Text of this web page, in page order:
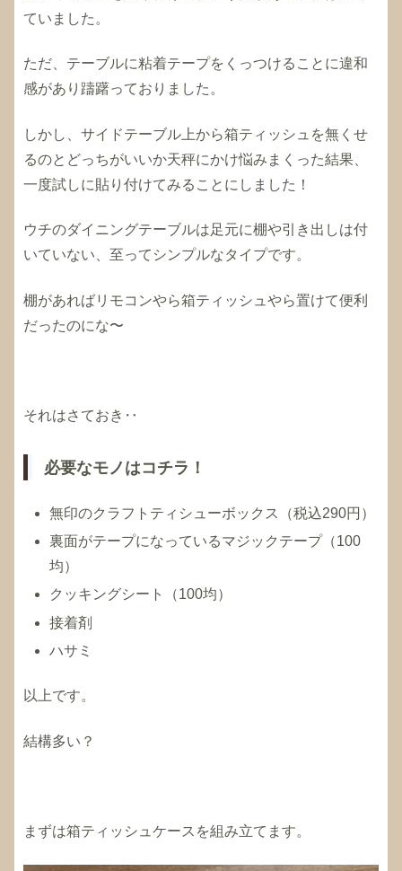
ていました。
ただ、テーブルに粘着テープをくっつけることに違和
感があり躊躇っておりました。
しかし、サイドテーブル上から箱ティッシュを無くせ
るのとどっちがいいか天秤にかけ悩みまくった結果、
一度試しに貼り付けてみることにしました！
ウチのダイニングテーブルは足元に棚や引き出しは付
いていない、至ってシンプルなタイプです。
棚があればリモコンやら箱ティッシュやら置けて便利
だったのにな〜
それはさておき‥
必要なモノはコチラ！
無印のクラフトティシューボックス（税込290円）
裏面がテープになっているマジックテープ（100
均）
クッキングシート（100均）
接着剤
ハサミ
以上です。
結構多い？
まずは箱ティッシュケースを組み立てます。